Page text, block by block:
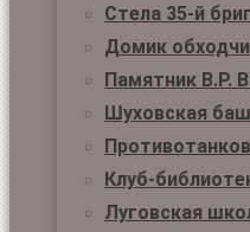
Стела 35-й
Домик
Памятник В.Р.
Шуховская
Клуб-
Луговская